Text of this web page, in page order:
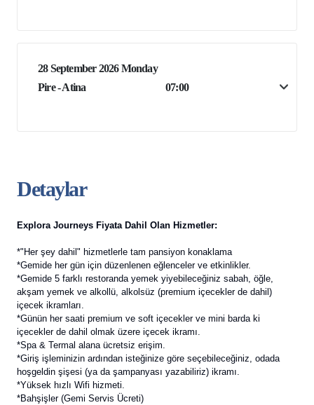
28 September 2026 Monday
Pire - Atina
07:00
Detaylar
Explora Journeys Fiyata Dahil Olan Hizmetler:
*"Her şey dahil" hizmetlerle tam pansiyon konaklama
*Gemide her gün için düzenlenen eğlenceler ve etkinlikler.
*Gemide 5 farklı restoranda yemek yiyebileceğiniz sabah, öğle,
akşam yemek ve alkollü, alkolsüz (premium içecekler de dahil)
içecek ikramları.
*Günün her saati premium ve soft içecekler ve mini barda ki
içecekler de dahil olmak üzere içecek ikramı.
*Spa & Termal alana ücretsiz erişim.
*Giriş işleminizin ardından isteğinize göre seçebileceğiniz, odada
hoşgeldin şişesi (ya da şampanyası yazabiliriz) ikramı.
*Yüksek hızlı Wifi hizmeti.
*Bahşişler (Gemi Servis Ücreti)